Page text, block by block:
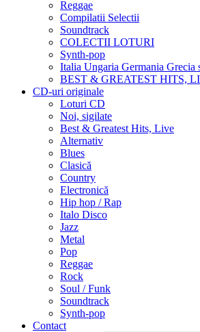
Reggae
Compilatii Selectii
Soundtrack
COLECTII LOTURI
Synth-pop
Italia Ungaria Germania Grecia
BEST & GREATEST HITS,
CD-uri originale
Loturi CD
Noi, sigilate
Best & Greatest Hits, Live
Alternativ
Blues
Clasică
Country
Electronică
Hip hop / Rap
Italo Disco
Jazz
Metal
Pop
Reggae
Rock
Soul / Funk
Soundtrack
Synth-pop
Contact